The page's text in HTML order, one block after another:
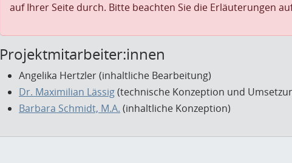
auf Ihrer Seite durch. Bitte beachten Sie die Erläuterungen
Projektmitarbeiter:innen
Angelika Hertzler (inhaltliche Bearbeitung)
Dr. Maximilian Lässig(technische Konzeption und
Barbara Schmidt, M.A. (inhaltliche Konzeption)